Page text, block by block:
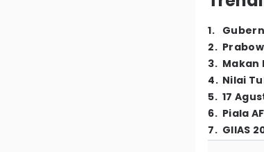
1.
2.
3. Makan
4. Nilai
5. 17
6. Piala
7. GIIAS